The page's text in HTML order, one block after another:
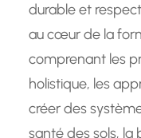
durable et
au cœur de la
comprenant les
holistique, les
créer des
santé des sols, la